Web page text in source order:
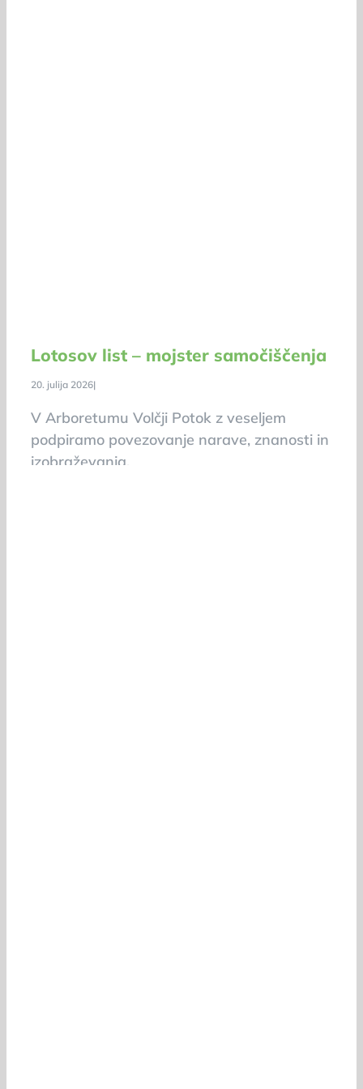
Lotosov list – mojster samočiščenja
20. julija 2026|
V Arboretumu Volčji Potok z veseljem
podpiramo povezovanje narave, znanosti in
izobraževanja.